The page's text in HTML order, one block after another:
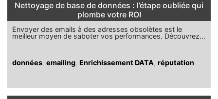
Nettoyage de base de données : l’étape oubliée qui
plombe votre ROI
Envoyer des emails à des adresses obsolètes est le
meilleur moyen de saboter vos performances. Découvrez…
données emailing Enrichissement DATA réputation